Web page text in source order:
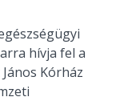
hívja fel a
Kórház